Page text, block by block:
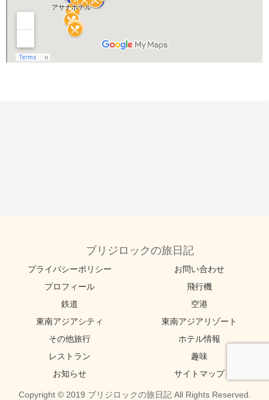
ブリジロックの旅日記
プライバシーポリシー
お問い合わせ
プロフィール
飛行機
鉄道
空港
東南アジアシティ
東南アジアリゾート
その他旅行
ホテル情報
レストラン
趣味
お知らせ
サイトマップ
Copyright © 2019 ブリジロックの旅日記 All Rights Reserved.